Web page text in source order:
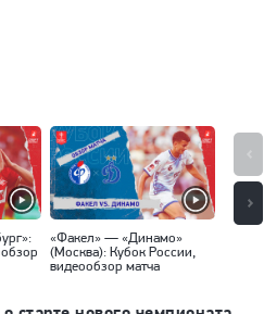
«Факел» — «Динамо»
(Москва): Кубок России,
видеообзор матча